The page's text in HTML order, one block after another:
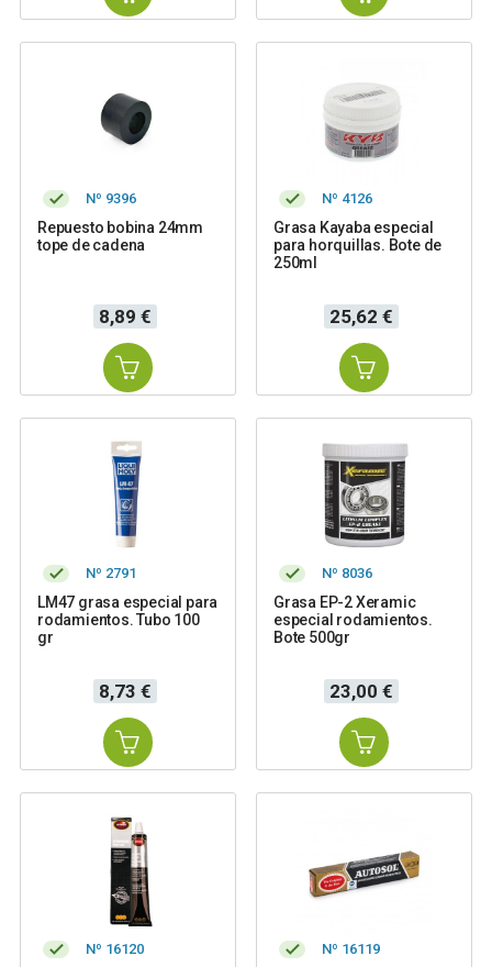
Nº 9396
Repuesto bobina 24mm
tope de cadena
Precio
8,89 €
Nº 4126
Grasa Kayaba especial
para horquillas. Bote de
250ml
Precio
25,62 €
Nº 2791
LM47 grasa especial para
rodamientos. Tubo 100
gr
Precio
8,73 €
Nº 8036
Grasa EP-2 Xeramic
especial rodamientos.
Bote 500gr
Precio
23,00 €
Nº 16120 Nº 16119